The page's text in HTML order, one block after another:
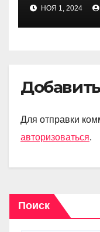
НОЯ 1, 2024
Для отправки
авторизоваться.
Поиск